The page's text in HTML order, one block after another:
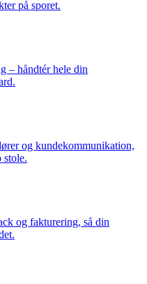
på sporet.
– håndtér hele din
og kundekommunikation,
stole.
og fakturering, så din